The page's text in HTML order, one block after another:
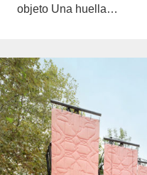
objeto Una huella…